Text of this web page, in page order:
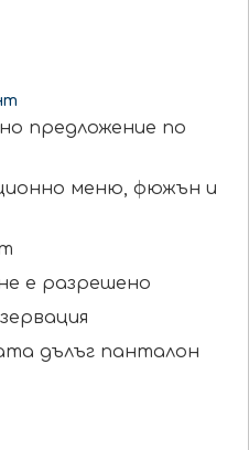
предложение по
меню, фюжън и
е разрешено
дълъг панталон